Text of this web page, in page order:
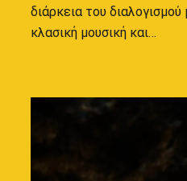
διάρκεια του
κλασική μουσική και…